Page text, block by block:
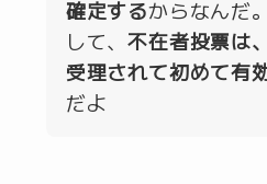
確定するからなんだ
して、不在者投票は
受理されて初めて有
だよ